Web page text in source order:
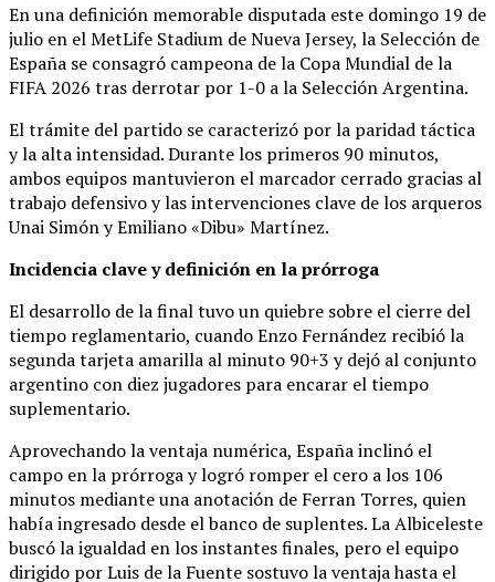
En una definición memorable disputada este domingo 19 de
julio en el MetLife Stadium de Nueva Jersey, la Selección de
España se consagró campeona de la Copa Mundial de la
FIFA 2026 tras derrotar por 1-0 a la Selección Argentina.
El trámite del partido se caracterizó por la paridad táctica
y la alta intensidad. Durante los primeros 90 minutos,
ambos equipos mantuvieron el marcador cerrado gracias al
trabajo defensivo y las intervenciones clave de los arqueros
Unai Simón y Emiliano «Dibu» Martínez.
Incidencia clave y definición en la prórroga
El desarrollo de la final tuvo un quiebre sobre el cierre del
tiempo reglamentario, cuando Enzo Fernández recibió la
segunda tarjeta amarilla al minuto 90+3 y dejó al conjunto
argentino con diez jugadores para encarar el tiempo
suplementario.
Aprovechando la ventaja numérica, España inclinó el
campo en la prórroga y logró romper el cero a los 106
minutos mediante una anotación de Ferran Torres, quien
había ingresado desde el banco de suplentes. La Albiceleste
buscó la igualdad en los instantes finales, pero el equipo
dirigido por Luis de la Fuente sostuvo la ventaja hasta el